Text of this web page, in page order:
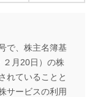
で、株主名簿基
月20日）の株
れていることと
サービスの利用